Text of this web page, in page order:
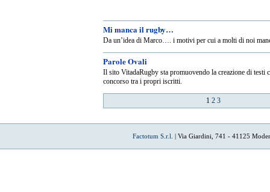
Mi manca il rugby…
Da un’idea di Marco…. i motivi per cui a molti di noi
Parole Ovali
Il sito VitadaRugby sta promuovendo la creazione di testi
concorso tra i propri iscritti.
1 2 3
Factotum S.r.l. | Via Giardini, 741 - 41125